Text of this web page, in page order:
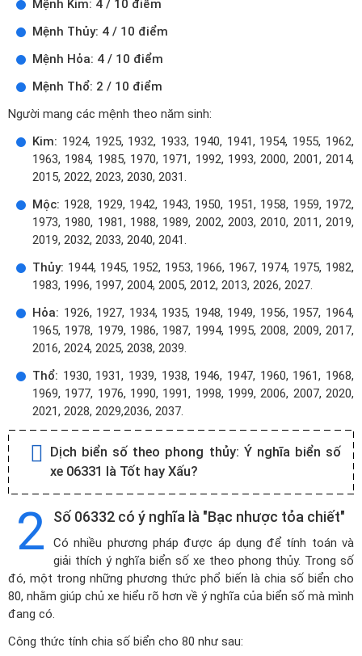
Mệnh Kim: 4 / 10 điểm
Mệnh Thủy: 4 / 10 điểm
Mệnh Hỏa: 4 / 10 điểm
Mệnh Thổ: 2 / 10 điểm
Người mang các mệnh theo năm sinh:
Kim: 1924, 1925, 1932, 1933, 1940, 1941, 1954, 1955, 1962,
1963, 1984, 1985, 1970, 1971, 1992, 1993, 2000, 2001, 2014,
2015, 2022, 2023, 2030, 2031.
Mộc: 1928, 1929, 1942, 1943, 1950, 1951, 1958, 1959, 1972,
1973, 1980, 1981, 1988, 1989, 2002, 2003, 2010, 2011, 2019,
2019, 2032, 2033, 2040, 2041.
Thủy: 1944, 1945, 1952, 1953, 1966, 1967, 1974, 1975, 1982,
1983, 1996, 1997, 2004, 2005, 2012, 2013, 2026, 2027.
Hỏa: 1926, 1927, 1934, 1935, 1948, 1949, 1956, 1957, 1964,
1965, 1978, 1979, 1986, 1987, 1994, 1995, 2008, 2009, 2017,
2016, 2024, 2025, 2038, 2039.
Thổ: 1930, 1931, 1939, 1938, 1946, 1947, 1960, 1961, 1968,
1969, 1977, 1976, 1990, 1991, 1998, 1999, 2006, 2007, 2020,
2021, 2028, 2029,2036, 2037.
Dịch biển số theo phong thủy: Ý nghĩa biển số
xe 06331 là Tốt hay Xấu?
2 Số 06332 có ý nghĩa là "Bạc nhược tỏa chiết"
Có nhiều phương pháp được áp dụng để tính toán và
giải thích ý nghĩa biển số xe theo phong thủy. Trong số
đó, một trong những phương thức phổ biến là chia số biển cho
80, nhằm giúp chủ xe hiểu rõ hơn về ý nghĩa của biển số mà mình
đang có.
Công thức tính chia số biển cho 80 như sau: